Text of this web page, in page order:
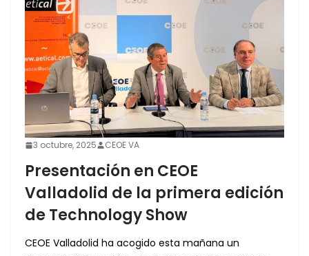
3 octubre, 2025 CEOE VA
Presentación en CEOE
Valladolid de la primera edición
de Technology Show
CEOE Valladolid ha acogido esta mañana un